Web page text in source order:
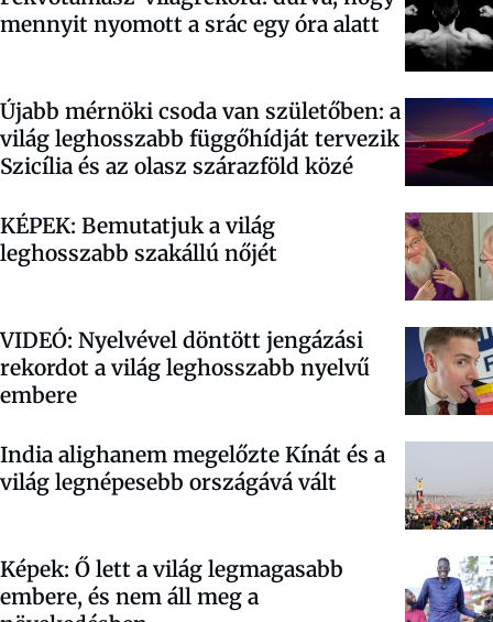
mennyit nyomott a srác egy óra alatt
Újabb mérnöki csoda van születőben: a
világ leghosszabb függőhídját tervezik
Szicília és az olasz szárazföld közé
KÉPEK: Bemutatjuk a világ
leghosszabb szakállú nőjét
VIDEÓ: Nyelvével döntött jengázási
rekordot a világ leghosszabb nyelvű
embere
India alighanem megelőzte Kínát és a
világ legnépesebb országává vált
Képek: Ő lett a világ legmagasabb
embere, és nem áll meg a